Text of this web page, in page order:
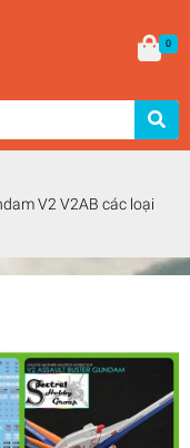
0
V2 V2AB các loại